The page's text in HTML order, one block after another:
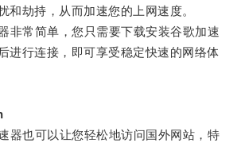
和劫持，从而加速您的上网速度。
常简单，您只需要下载安装谷歌加速
进行连接，即可享受稳定快速的网络体
也可以让您轻松地访问国外网站，特